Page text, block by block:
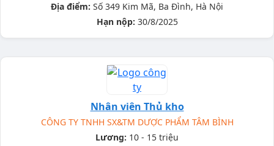
Địa điểm: Số 349 Kim Mã, Ba Đình, Hà Nội
Hạn nộp: 30/8/2025
Nhân viên Thủ kho
CÔNG TY TNHH SX&TM DƯỢC PHẨM TÂM BÌNH
Lương: 10 - 15 triệu